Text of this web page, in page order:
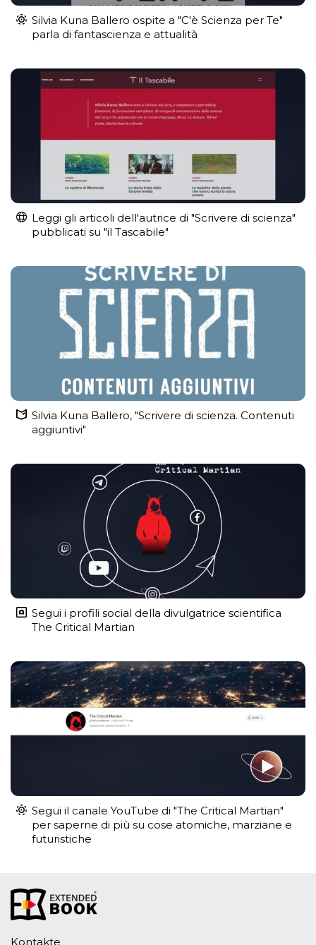
Silvia Kuna Ballero ospite a "C'è Scienza per Te"
parla di fantascienza e attualità
Leggi gli articoli dell'autrice di "Scrivere di scienza"
pubblicati su "il Tascabile"
Silvia Kuna Ballero, "Scrivere di scienza. Contenuti
aggiuntivi"
Segui i profili social della divulgatrice scientifica
The Critical Martian
Segui il canale YouTube di "The Critical Martian"
per saperne di più su cose atomiche, marziane e
futuristiche
Kontakte